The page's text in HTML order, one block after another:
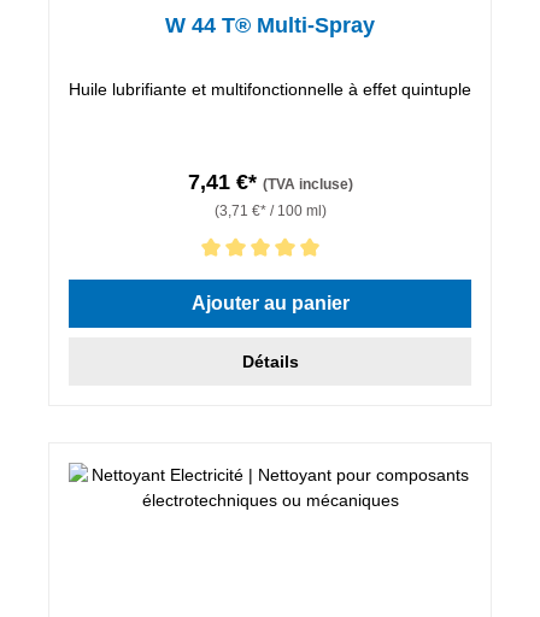
W 44 T® Multi-Spray
Huile lubrifiante et multifonctionnelle à effet quintuple
7,41 €* (TVA incluse)
(3,71 €* / 100 ml)
Note moyenne de 5 sur 5 étoiles
Ajouter au panier
Détails